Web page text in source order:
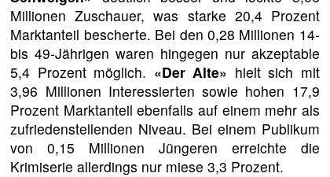
Millionen Zuschauer, was starke 20,4 Prozent
Marktanteil bescherte. Bei den 0,28 Millionen 14-
bis 49-Jährigen waren hingegen nur akzeptable
5,4 Prozent möglich. «Der Alte» hielt sich mit
3,96 Millionen Interessierten sowie hohen 17,9
Prozent Marktanteil ebenfalls auf einem mehr als
zufriedenstellenden Niveau. Bei einem Publikum
von 0,15 Millionen Jüngeren erreichte die
Krimiserie allerdings nur miese 3,3 Prozent.